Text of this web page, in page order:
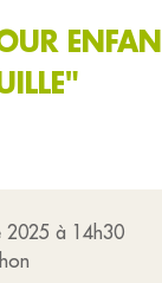
2025 à 14h30